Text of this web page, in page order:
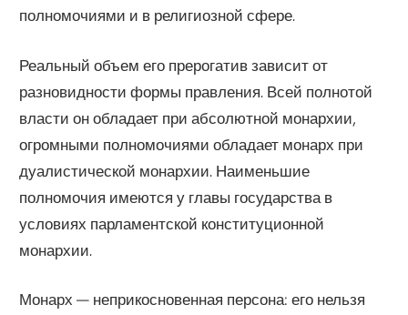
полномочиями и в религиозной сфере.
Реальный объем его прерогатив зависит от
разновидности формы правления. Всей полнотой
власти он обладает при абсолютной монархии,
огромными полномочиями обладает монарх при
дуалистической монархии. Наименьшие
полномочия имеются у главы государства в
условиях парламентской конституционной
монархии.
Монарх — неприкосновенная персона: его нельзя